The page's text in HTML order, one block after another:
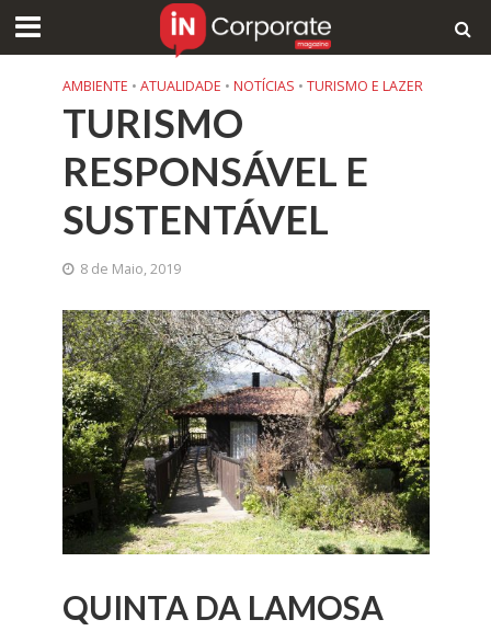
AMBIENTE • ATUALIDADE • NOTÍCIAS • TURISMO E LAZER
TURISMO
RESPONSÁVEL E
SUSTENTÁVEL
8 de Maio, 2019
QUINTA DA LAMOSA